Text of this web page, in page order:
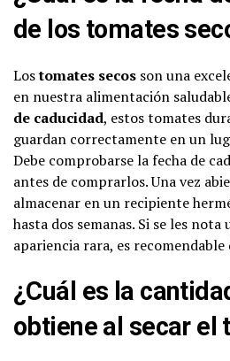
de los tomates
Lostomates secos son una
en nuestra alimentación
de caducidad, estos tomates
guardan correctamente en un
Debe comprobarse la fecha de
antes de comprarlos. Una vez
almacenar en un recipiente
hasta dos semanas. Si se les
apariencia rara, es recomendable
¿Cuál es la
obtiene al secar el